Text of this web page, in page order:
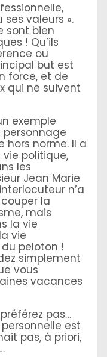
ses valeurs ».
sont bien
! Qu’ils
ou
but est
force, et de
qui ne suivent
exemple
hors norme. Il a
politique,
les
Jean Marie
n’a
la
mais
la vie
vie
peloton !
simplement
vous
vacances
pas…
est
pas, à priori,